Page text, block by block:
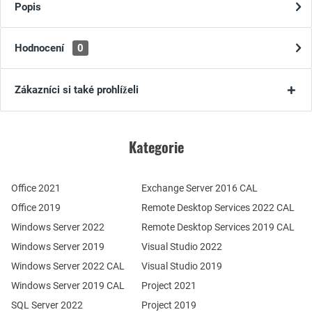
Popis
Hodnocení 0
Zákazníci si také prohlíželi
Kategorie
Office 2021
Office 2019
Windows Server 2022
Windows Server 2019
SQL Server 2022
Windows Server 2022 CAL
Windows Server 2019 CAL
Remote Desktop Services 2022 CAL
Remote Desktop Services 2019 CAL
Exchange Server 2016 CAL
Visual Studio 2022
Visual Studio 2019
Project 2021
Project 2019